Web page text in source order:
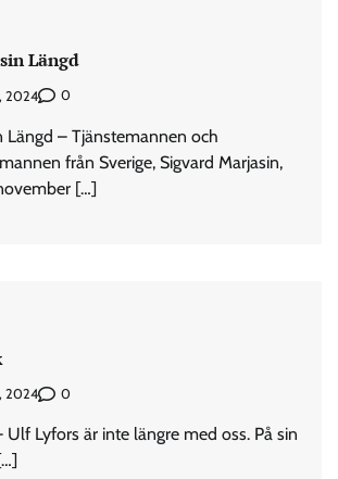
Längd
2024 0
Längd – Tjänstemannen och
från Sverige, Sigvard Marjasin,
[…]
2024 0
Ulf Lyfors är inte längre med oss. På sin